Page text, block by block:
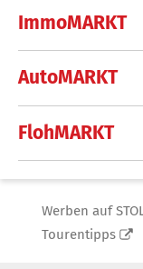
ImmoMARKT
AutoMARKT
FlohMARKT
Werben auf
Tourentipps